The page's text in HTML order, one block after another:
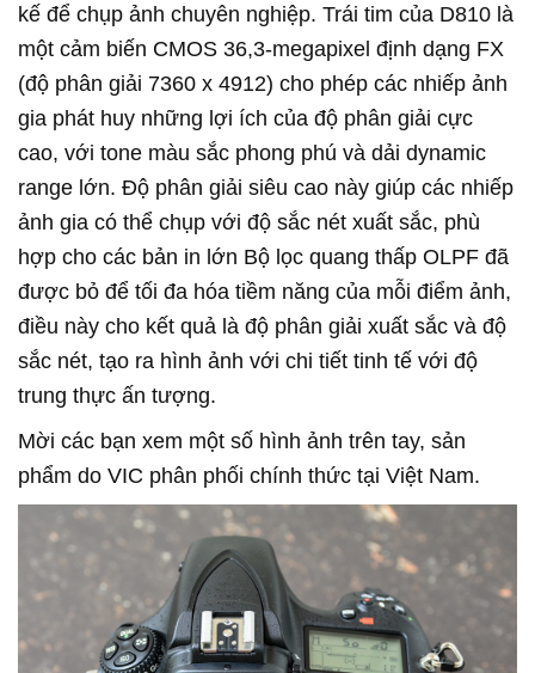
kế để chụp ảnh chuyên nghiệp. Trái tim của D810 là
một cảm biến CMOS 36,3-megapixel định dạng FX
(độ phân giải 7360 x 4912) cho phép các nhiếp ảnh
gia phát huy những lợi ích của độ phân giải cực
cao, với tone màu sắc phong phú và dải dynamic
range lớn. Độ phân giải siêu cao này giúp các nhiếp
ảnh gia có thể chụp với độ sắc nét xuất sắc, phù
hợp cho các bản in lớn Bộ lọc quang thấp OLPF đã
được bỏ để tối đa hóa tiềm năng của mỗi điểm ảnh,
điều này cho kết quả là độ phân giải xuất sắc và độ
sắc nét, tạo ra hình ảnh với chi tiết tinh tế với độ
trung thực ấn tượng.
Mời các bạn xem một số hình ảnh trên tay, sản
phẩm do VIC phân phối chính thức tại Việt Nam.